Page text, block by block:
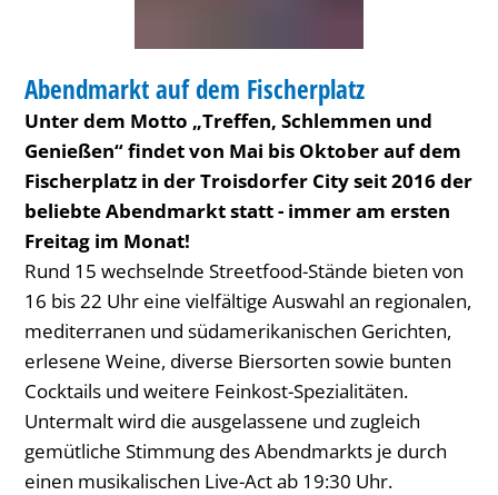
KATEGORIE: INNENSTADT-FEST
Abendmarkt auf dem Fischerplatz
Unter dem Motto „Treffen, Schlemmen und
Genießen“ findet von Mai bis Oktober auf dem
Fischerplatz in der Troisdorfer City seit 2016 der
beliebte Abendmarkt statt - immer am ersten
Freitag im Monat!
Rund 15 wechselnde Streetfood-Stände bieten von
16 bis 22 Uhr eine vielfältige Auswahl an regionalen,
mediterranen und südamerikanischen Gerichten,
erlesene Weine, diverse Biersorten sowie bunten
Cocktails und weitere Feinkost-Spezialitäten.
Untermalt wird die ausgelassene und zugleich
gemütliche Stimmung des Abendmarkts je durch
einen musikalischen Live-Act ab 19:30 Uhr.